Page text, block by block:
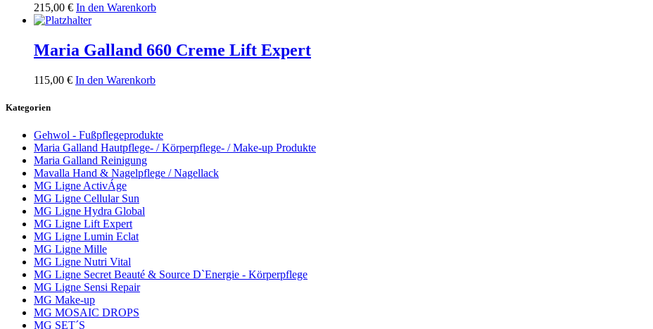
215,00 € In den Warenkorb
Maria Galland 660 Creme Lift Expert
115,00 € In den Warenkorb
Kategorien
Gehwol - Fußpflegeprodukte
Maria Galland Hautpflege- / Körperpflege- / Make-up Produkte
Maria Galland Reinigung
Mavalla Hand & Nagelpflege / Nagellack
MG Ligne ActivÁge
MG Ligne Cellular Sun
MG Ligne Hydra Global
MG Ligne Lift Expert
MG Ligne Lumin Eclat
MG Ligne Mille
MG Ligne Nutri Vital
MG Ligne Secret Beauté & Source D`Energie - Körperpflege
MG Ligne Sensi Repair
MG Make-up
MG MOSAIC DROPS
MG SET´S